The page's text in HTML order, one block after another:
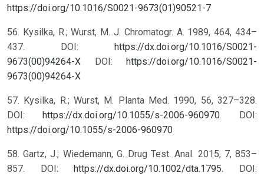
https://doi.org/10.1016/S0021-9673(01)90521-7
56. Kysilka, R.; Wurst, M. J. Chromatogr. A. 1989, 464, 434–
437. DOI: https://dx.doi.org/10.1016/S0021-
9673(00)94264-X
DOI: https://doi.org/10.1016/S0021-
9673(00)94264-X
57. Kysilka, R.; Wurst, M. Planta Med. 1990, 56, 327–328.
DOI: https://dx.doi.org/10.1055/s-2006-960970. DOI:
https://doi.org/10.1055/s-2006-960970
58. Gartz, J.; Wiedemann, G. Drug Test. Anal. 2015, 7, 853–
857. DOI:https://dx.doi.org/10.1002/dta.1795. DOI: